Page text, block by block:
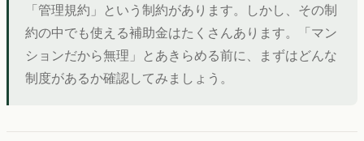
「管理規約」という制約があります。しかし、その制
約の中でも使える補助金はたくさんあります。「マン
ションだから無理」とあきらめる前に、まずはどんな
制度があるか確認してみましょう。